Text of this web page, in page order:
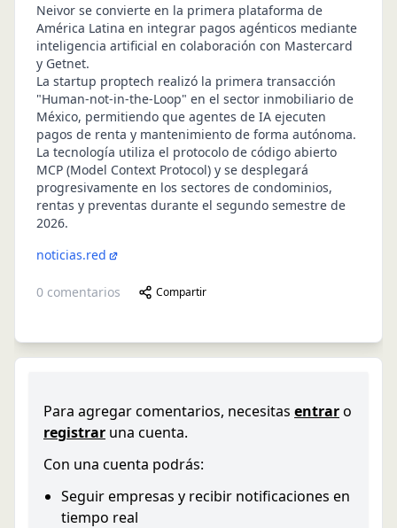
Neivor se convierte en la primera plataforma de
América Latina en integrar pagos agénticos mediante
inteligencia artificial en colaboración con Mastercard
y Getnet.
La startup proptech realizó la primera transacción
"Human-not-in-the-Loop" en el sector inmobiliario de
México, permitiendo que agentes de IA ejecuten
pagos de renta y mantenimiento de forma autónoma.
La tecnología utiliza el protocolo de código abierto
MCP (Model Context Protocol) y se desplegará
progresivamente en los sectores de condominios,
rentas y preventas durante el segundo semestre de
2026.
noticias.red
0 comentarios Compartir
Para agregar comentarios, necesitas entraro
registrar una cuenta.
Con una cuenta podrás:
Seguir empresas y recibir notificaciones en
tiempo real